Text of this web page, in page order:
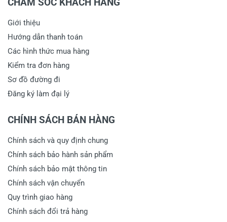
CHĂM SÓC KHÁCH HÀNG
Giới thiệu
Hướng dẫn thanh toán
Các hình thức mua hàng
Kiểm tra đơn hàng
Sơ đồ đường đi
Đăng ký làm đại lý
CHÍNH SÁCH BÁN HÀNG
Chính sách và quy định chung
Chính sách bảo hành sản phẩm
Chính sách bảo mật thông tin
Chính sách vận chuyển
Quy trình giao hàng
Chính sách đổi trả hàng